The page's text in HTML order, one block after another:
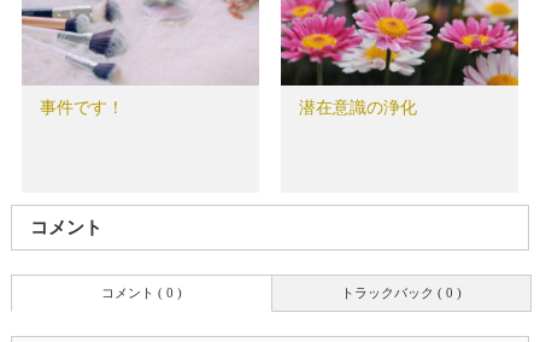
事件です！ 潜在意識の浄化
コメント
トラックバック ( 0 )
コメント ( 0 )